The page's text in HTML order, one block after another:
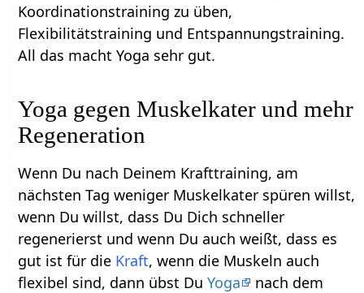
Koordinationstraining zu üben,
Flexibilitätstraining und Entspannungstraining.
All das macht Yoga sehr gut.
Yoga gegen Muskelkater und mehr
Regeneration
Wenn Du nach Deinem Krafttraining, am
nächsten Tag weniger Muskelkater spüren willst,
wenn Du willst, dass Du Dich schneller
regenerierst und wenn Du auch weißt, dass es
gut ist für die Kraft, wenn die Muskeln auch
flexibel sind, dann übst DuYoga
nach dem